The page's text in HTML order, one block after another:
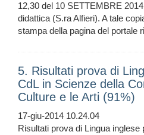
12,30 del 10 SETTEMBRE
didattica (S.ra Alfieri). A tale
stampa della pagina del portale
5. Risultati prova di
CdL in Scienze della
Culture e le Arti (91%)
17-giu-2014 10.24.04
Risultati prova di Lingua inglese